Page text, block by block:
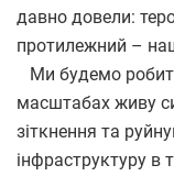
давно довели:
протилежний –
Ми будемо
масштабах живу
зіткнення та
інфраструктуру в